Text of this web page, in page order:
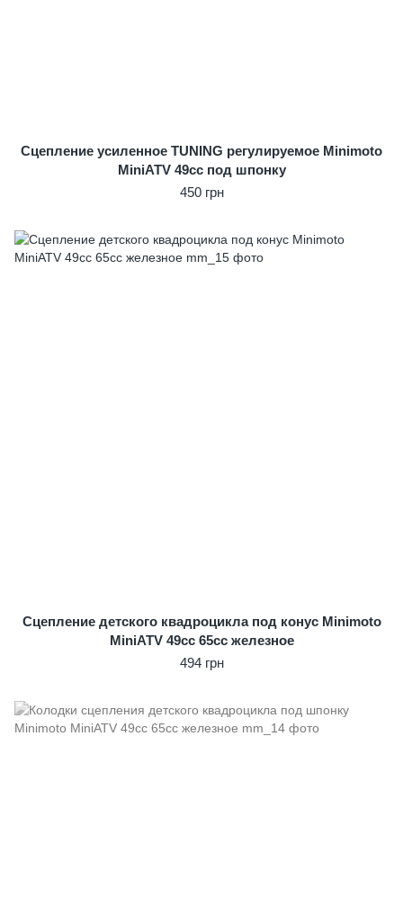
Сцепление усиленное TUNING регулируемое Minimoto
MiniATV 49сс под шпонку
450 грн
Сцепление детского квадроцикла под конус Minimoto
MiniATV 49сс 65cc железное
494 грн